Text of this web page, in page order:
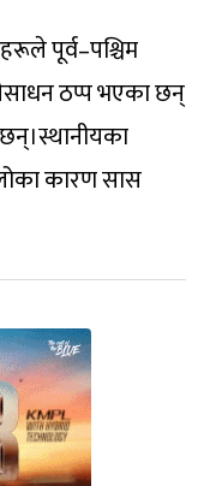
पूर्व–पश्चिम
ठप्प भएका छन्
कारण सास